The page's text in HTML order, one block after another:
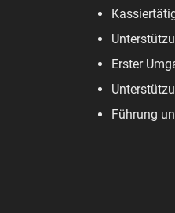
Erster
Führung